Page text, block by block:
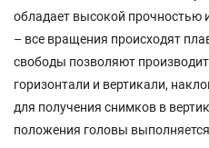
обладает высокой прочностью
– все вращения происходят
свободы позволяют
горизонтали и вертикали,
для получения снимков в
положения головы